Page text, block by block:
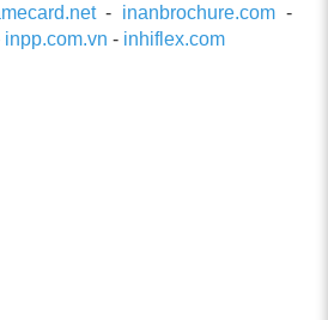
- inanbrochure.com -
inpp.com.vn - inhiflex.com